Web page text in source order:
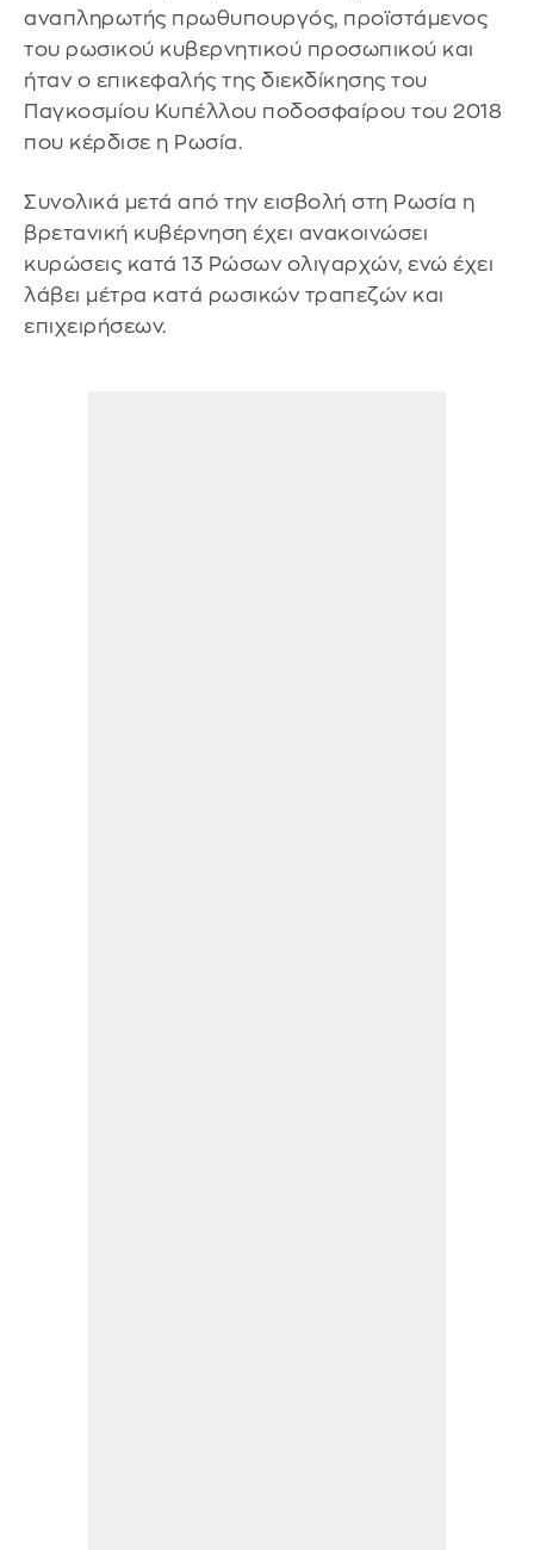
αναπληρωτής πρωθυπουργός, προϊστάμενος
του ρωσικού κυβερνητικού προσωπικού και
ήταν ο επικεφαλής της διεκδίκησης του
Παγκοσμίου Κυπέλλου ποδοσφαίρου του 2018
που κέρδισε η Ρωσία.
Συνολικά μετά από την εισβολή στη Ρωσία η
βρετανική κυβέρνηση έχει ανακοινώσει
κυρώσεις κατά 13 Ρώσων ολιγαρχών, ενώ έχει
λάβει μέτρα κατά ρωσικών τραπεζών και
επιχειρήσεων.